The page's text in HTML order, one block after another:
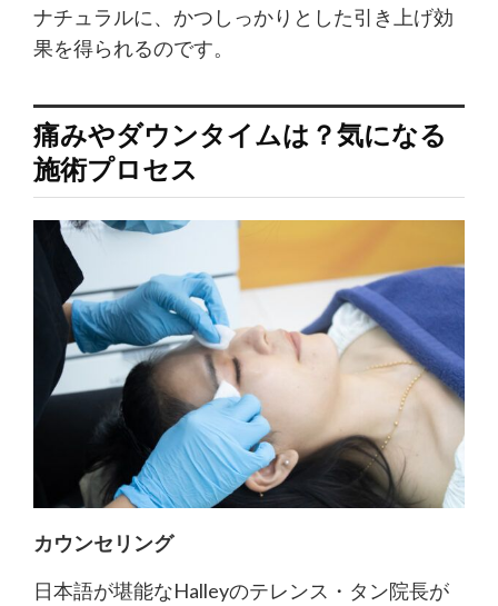
ナチュラルに、かつしっかりとした引き上げ効
果を得られるのです。
痛みやダウンタイムは？気になる
施術プロセス
カウンセリング
日本語が堪能なHalleyのテレンス・タン院長が